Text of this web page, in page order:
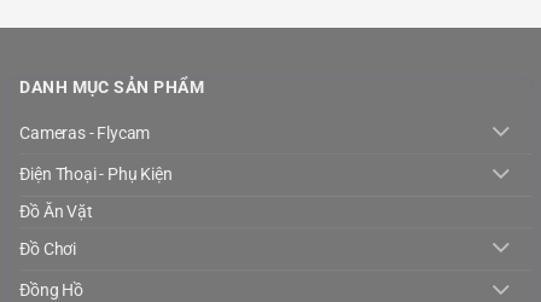
DANH MỤC SẢN PHẨM
Cameras - Flycam
Điện Thoại - Phụ Kiện
Đồ Ăn Vặt
Đồ Chơi
Đồng Hồ